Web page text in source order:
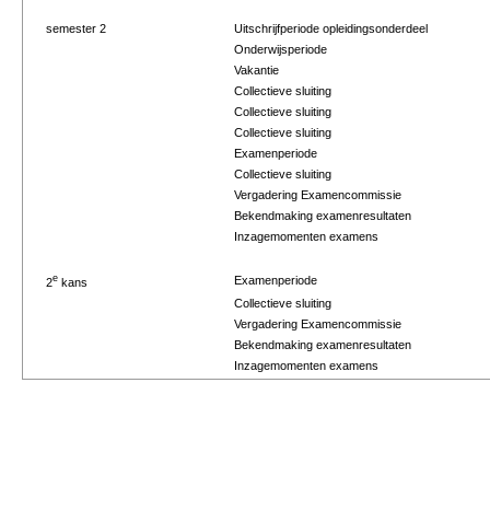
semester 2
Uitschrijfperiode opleidingsonderdeel
Onderwijsperiode
Vakantie
Collectieve sluiting
Collectieve sluiting
Collectieve sluiting
Examenperiode
Collectieve sluiting
Vergadering Examencommissie
Bekendmaking examenresultaten
Inzagemomenten examens
2e kans
Examenperiode
Collectieve sluiting
Vergadering Examencommissie
Bekendmaking examenresultaten
Inzagemomenten examens